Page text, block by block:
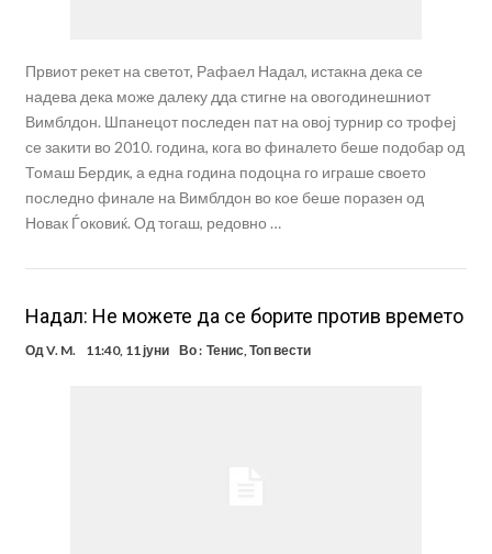
Првиот рекет на светот, Рафаел Надал, истакна дека се
надева дека може далеку дда стигне на овогодинешниот
Вимблдон. Шпанецот последен пат на овој турнир со трофеј
се закити во 2010. година, кога во финалето беше подобар од
Томаш Бердик, а една година подоцна го играше своето
последно финале на Вимблдон во кое беше поразен од
Новак Ѓоковиќ. Од тогаш, редовно …
Надал: Не можете да се борите против времето
ОдV. M. 11:40, 11 јуни Во : Тенис,Топ вести